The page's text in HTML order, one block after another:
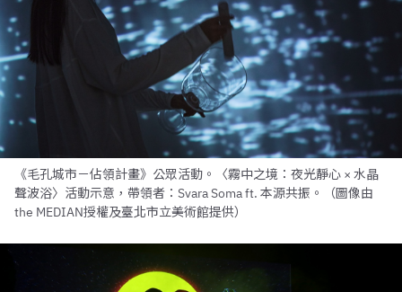
《毛孔城市－佔領計畫》公眾活動。〈霧中之境：夜光靜心 × 水晶
聲波浴〉活動示意，帶領者：Svara Soma ft. 本源共振。（圖像由
the MEDIAN授權及臺北市立美術館提供）